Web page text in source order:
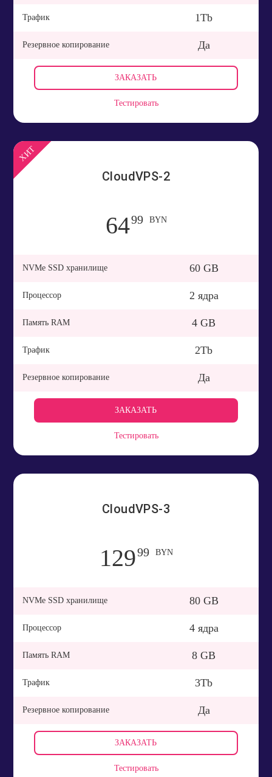
Трафик 1Tb
Резервное копирование Да
ЗАКАЗАТЬ
Тестировать
ХИТ
CloudVPS-2
6499 BYN
NVMe SSD хранилище 60 GB
Процессор 2 ядра
Память RAM 4 GB
Трафик 2Tb
Резервное копирование Да
ЗАКАЗАТЬ
Тестировать
CloudVPS-3
12999 BYN
NVMe SSD хранилище 80 GB
Процессор 4 ядра
Память RAM 8 GB
Трафик 3Tb
Резервное копирование Да
ЗАКАЗАТЬ
Тестировать